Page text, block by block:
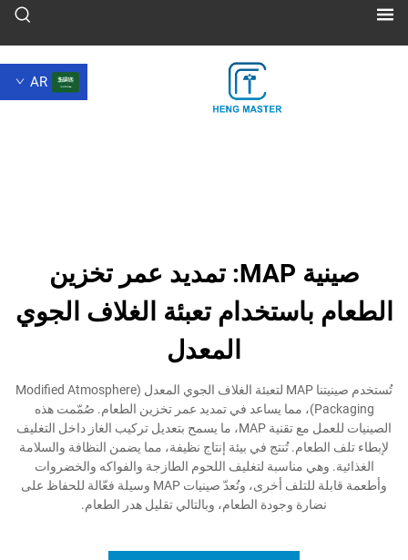
صينية MAP: تمديد عمر تخزين
باستخدام تعبئة الغلاف الجوي
تُستخدم صينيتنا MAP لتعبئة الغلاف الجوي المعدل (Modified Atmosphere
Packaging)، مما يساعد في تمديد عمر تخزين الطعام. صُمّمت هذه
الصينيات للعمل مع تقنية MAP، ما يسمح بتعديل تركيب الغاز داخل التغليف
تُنتج في بيئة إنتاج نظيفة، مما يضمن النظافة والسلامة
وهي مناسبة لتغليف اللحوم الطازجة والفواكه والخضروات
وأطعمة قابلة للتلف أخرى، وتُعدّ صينيات MAP وسيلة فعّالة للحفاظ على
نضارة وجودة الطعام، وبالتالي تقليل هدر الطعام.